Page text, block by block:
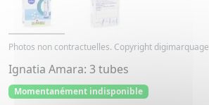
Photos non contractuelles. Copyright digimarquage
Ignatia Amara: 3 tubes
Momentanément indisponible